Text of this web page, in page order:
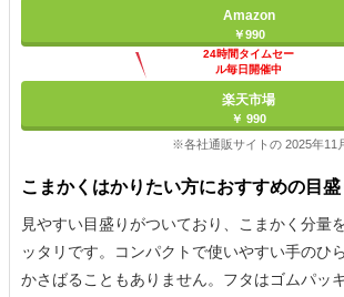
Amazon
￥990
24時間タイムセー
ル毎日開催中
楽天市場
￥ 990
※各社通販サイトの 2025年11
こまかくはかりたい方におすすめの目盛
見やすい目盛りがついており、こまかく分量
ッタリです。コンパクトで使いやすい手のひ
かさばることもありません。フタはゴムパッ